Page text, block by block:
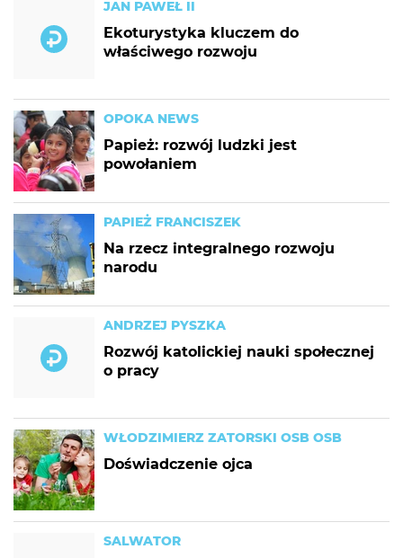
JAN PAWEŁ II
Ekoturystyka kluczem do
właściwego rozwoju
OPOKA NEWS
Papież: rozwój ludzki jest
powołaniem
PAPIEŻ FRANCISZEK
Na rzecz integralnego rozwoju
narodu
ANDRZEJ PYSZKA
Rozwój katolickiej nauki społecznej
o pracy
WŁODZIMIERZ ZATORSKI OSB OSB
Doświadczenie ojca
SALWATOR